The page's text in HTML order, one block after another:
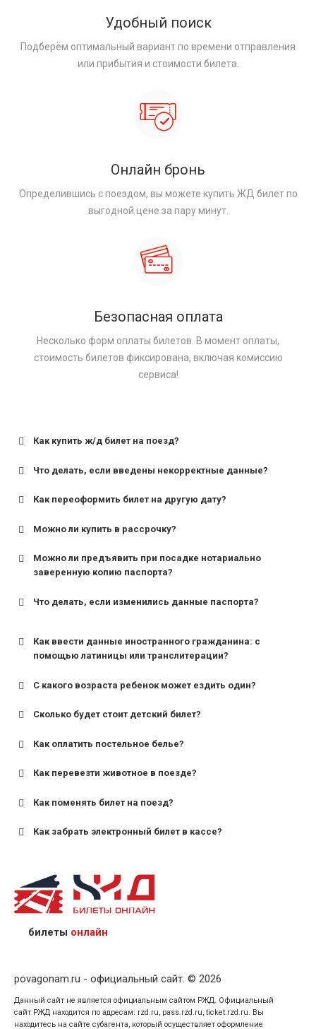
Удобный поиск
Подберём оптимальный вариант по времени отправления
или прибытия и стоимости билета.
Онлайн бронь
Определившись с поездом, вы можете купить ЖД билет по
выгодной цене за пару минут.
Безопасная оплата
Несколько форм оплаты билетов. В момент оплаты,
стоимость билетов фиксирована, включая комиссию
сервиса!
Как купить ж/д билет на поезд?
Что делать, если введены некорректные данные?
Как переоформить билет на другую дату?
Можно ли купить в рассрочку?
Можно ли предъявить при посадке нотариально
заверенную копию паспорта?
Что делать, если изменились данные паспорта?
Как ввести данные иностранного гражданина: с
помощью латиницы или транслитерации?
С какого возраста ребенок может ездить один?
для поездов дальнего следования — от 10 лет и
для пригородных поездов — от 7 лет.
Сколько будет стоит детский билет?
Как оплатить постельное белье?
Как перевезти животное в поезде?
Как поменять билет на поезд?
Как забрать электронный билет в кассе?
назвав кассиру 14-значный номер заказа;
предъявив удостоверение личности пассажира, на
кого оформлен билет.
билеты онлайн
povagonam.ru - официальный сайт. © 2026
Данный сайт не является официальным сайтом РЖД. Официальный
сайт РЖД находится по адресам: rzd.ru, pass.rzd.ru, ticket.rzd.ru. Вы
находитесь на сайте субагента, который осуществляет оформление